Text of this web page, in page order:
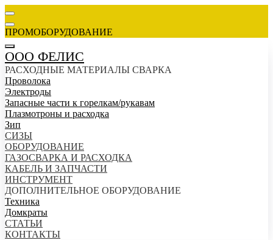
ПРОМОБОРУДОВАНИЕ
ООО ФЕЛИС
РАСХОДНЫЕ МАТЕРИАЛЫ СВАРКА
Проволока
Электроды
Запасные части к горелкам/рукавам
Плазмотроны и расходка
Зип
СИЗЫ
ОБОРУДОВАНИЕ
ГАЗОСВАРКА И РАСХОДКА
КАБЕЛЬ И ЗАПЧАСТИ
ИНСТРУМЕНТ
ДОПОЛНИТЕЛЬНОЕ ОБОРУДОВАНИЕ
Техника
Домкраты
СТАТЬИ
КОНТАКТЫ